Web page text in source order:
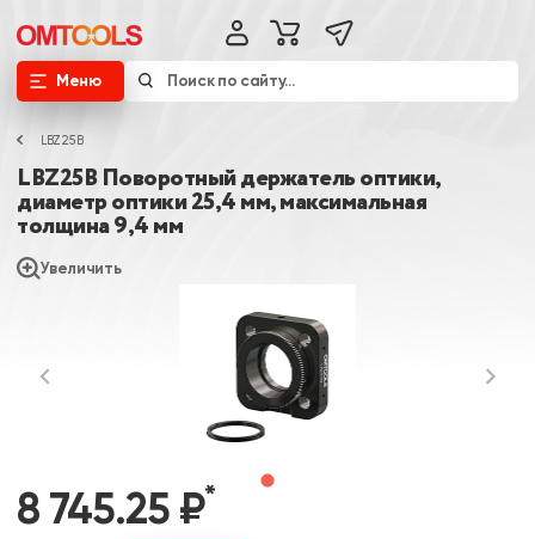
Меню
LBZ25B
LBZ25B Поворотный держатель оптики,
диаметр оптики 25,4 мм, максимальная
толщина 9,4 мм
Увеличить
8 745.25 ₽*